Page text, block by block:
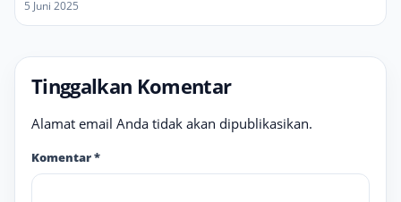
5 Juni 2025
Tinggalkan Komentar
Alamat email Anda tidak akan dipublikasikan.
Komentar*